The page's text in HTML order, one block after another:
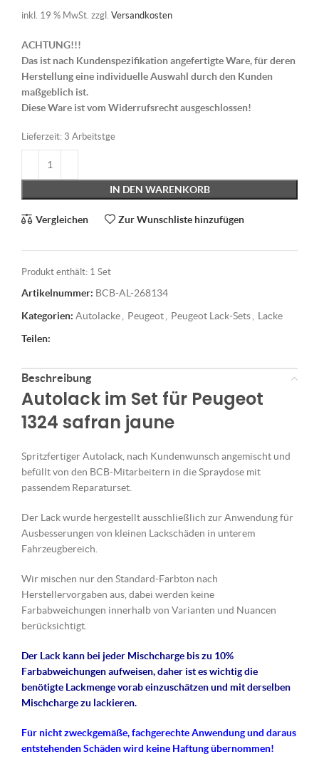
inkl. 19 % MwSt. zzgl. Versandkosten
ACHTUNG!!!
Das ist nach Kundenspezifikation angefertigte Ware, für deren
Herstellung eine individuelle Auswahl durch den Kunden
maßgeblich ist.
Diese Ware ist vom Widerrufsrecht ausgeschlossen!
Lieferzeit: 3 Arbeitstge
IN DEN WARENKORB
Vergleichen Zur Wunschliste hinzufügen
Produkt enthält: 1 Set
Artikelnummer: BCB-AL-268134
Kategorien: Autolacke, Peugeot, Peugeot Lack-Sets, Lacke
Teilen:
Beschreibung
Autolack im Set für Peugeot
1324 safran jaune
Spritzfertiger Autolack, nach Kundenwunsch angemischt und
befüllt von den BCB-Mitarbeitern in die Spraydose mit
passendem Reparaturset.
Der Lack wurde hergestellt ausschließlich zur Anwendung für
Ausbesserungen von kleinen Lackschäden in unterem
Fahrzeugbereich.
Wir mischen nur den Standard-Farbton nach
Herstellervorgaben aus, dabei werden keine
Farbabweichungen innerhalb von Varianten und Nuancen
berücksichtigt.
Der Lack kann bei jeder Mischcharge bis zu 10%
Farbabweichungen aufweisen, daher ist es wichtig die
benötigte Lackmenge vorab einzuschätzen und mit derselben
Mischcharge zu lackieren.
Für nichtzweckgemäße, fachgerechte Anwendung und daraus
entstehenden Schäden wird keine Haftung übernommen!